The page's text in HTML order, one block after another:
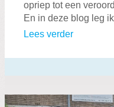
opriep tot een
En in deze blog leg
Lees verder